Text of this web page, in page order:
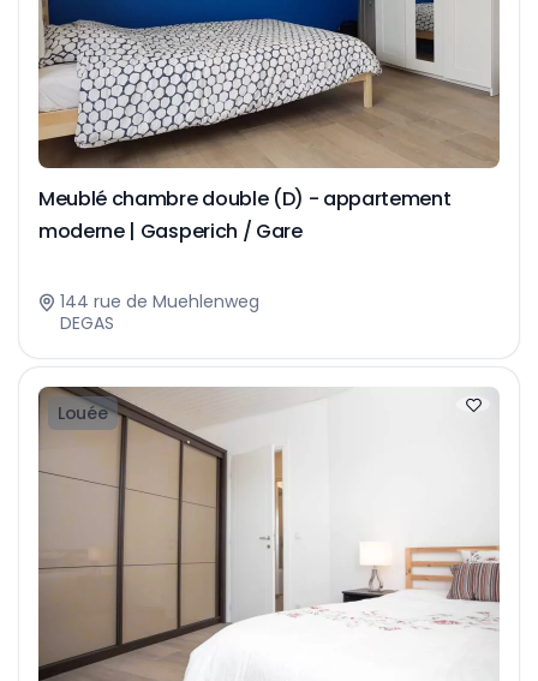
Meublé chambre double (D) - appartement
moderne | Gasperich / Gare
144 rue de Muehlenweg
DEGAS
Louée